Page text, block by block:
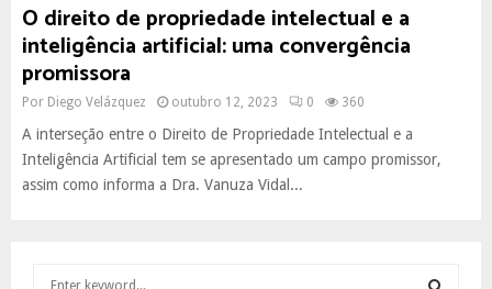
O direito de propriedade intelectual e a
inteligência artificial: uma convergência
promissora
Por Diego Velázquez outubro 12, 2023 0 360
A interseção entre o Direito de Propriedade Intelectual e a
Inteligência Artificial tem se apresentado um campo promissor,
assim como informa a Dra. Vanuza Vidal...